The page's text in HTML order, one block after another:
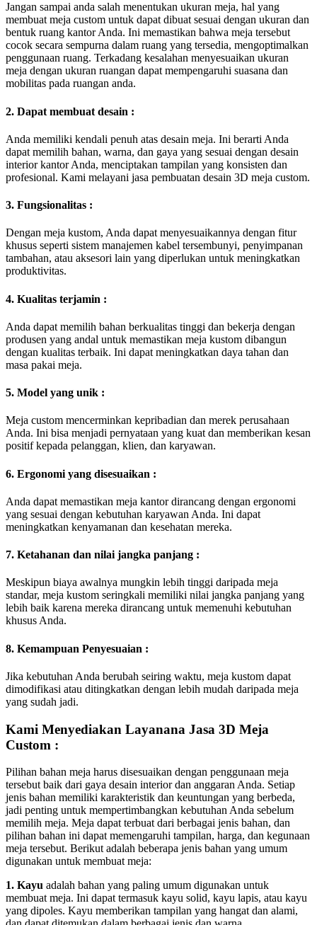
Jangan sampai anda salah menentukan ukuran meja, hal yang
membuat meja custom untuk dapat dibuat sesuai dengan ukuran dan
bentuk ruang kantor Anda. Ini memastikan bahwa meja tersebut
cocok secara sempurna dalam ruang yang tersedia, mengoptimalkan
penggunaan ruang. Terkadang kesalahan menyesuaikan ukuran
meja dengan ukuran ruangan dapat mempengaruhi suasana dan
mobilitas pada ruangan anda.
2. Dapat membuat desain :
Anda memiliki kendali penuh atas desain meja. Ini berarti Anda
dapat memilih bahan, warna, dan gaya yang sesuai dengan desain
interior kantor Anda, menciptakan tampilan yang konsisten dan
profesional. Kami melayani jasa pembuatan desain 3D meja custom.
3. Fungsionalitas :
Dengan meja kustom, Anda dapat menyesuaikannya dengan fitur
khusus seperti sistem manajemen kabel tersembunyi, penyimpanan
tambahan, atau aksesori lain yang diperlukan untuk meningkatkan
produktivitas.
4. Kualitas terjamin :
Anda dapat memilih bahan berkualitas tinggi dan bekerja dengan
produsen yang andal untuk memastikan meja kustom dibangun
dengan kualitas terbaik. Ini dapat meningkatkan daya tahan dan
masa pakai meja.
5. Model yang unik :
Meja custom mencerminkan kepribadian dan merek perusahaan
Anda. Ini bisa menjadi pernyataan yang kuat dan memberikan kesan
positif kepada pelanggan, klien, dan karyawan.
6. Ergonomi yang disesuaikan :
Anda dapat memastikan meja kantor dirancang dengan ergonomi
yang sesuai dengan kebutuhan karyawan Anda. Ini dapat
meningkatkan kenyamanan dan kesehatan mereka.
7. Ketahanan dan nilai jangka panjang :
Meskipun biaya awalnya mungkin lebih tinggi daripada meja
standar, meja kustom seringkali memiliki nilai jangka panjang yang
lebih baik karena mereka dirancang untuk memenuhi kebutuhan
khusus Anda.
8. Kemampuan Penyesuaian :
Jika kebutuhan Anda berubah seiring waktu, meja kustom dapat
dimodifikasi atau ditingkatkan dengan lebih mudah daripada meja
yang sudah jadi.
Kami Menyediakan Layanana Jasa 3D Meja
Custom :
Pilihan bahan meja harus disesuaikan dengan penggunaan meja
tersebut baik dari gaya desain interior dan anggaran Anda. Setiap
jenis bahan memiliki karakteristik dan keuntungan yang berbeda,
jadi penting untuk mempertimbangkan kebutuhan Anda sebelum
memilih meja. Meja dapat terbuat dari berbagai jenis bahan, dan
pilihan bahan ini dapat memengaruhi tampilan, harga, dan kegunaan
meja tersebut. Berikut adalah beberapa jenis bahan yang umum
digunakan untuk membuat meja:
1. Kayu adalah bahan yang paling umum digunakan untuk
membuat meja. Ini dapat termasuk kayu solid, kayu lapis, atau kayu
yang dipoles. Kayu memberikan tampilan yang hangat dan alami,